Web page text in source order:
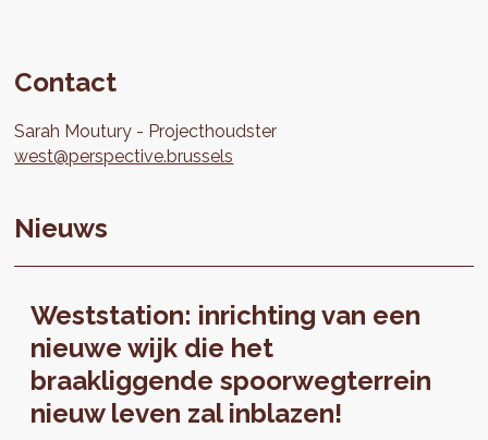
Contact
Sarah Moutury
Projecthoudster
west@perspective.brussels
Nieuws
Weststation: inrichting van een
nieuwe wijk die het
braakliggende spoorwegterrein
nieuw leven zal inblazen!